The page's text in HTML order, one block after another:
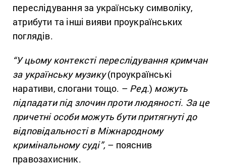
переслідування за українську символіку,
атрибути та інші вияви проукраїнських
поглядів.
“У цьому контексті переслідування кримчан
за українську музику(проукраїнські
наративи, слогани тощо. – Ред.) можуть
підпадати під злочин проти людяності. За це
причетні особи можуть бути притягнуті до
відповідальності в Міжнародному
кримінальному суді”, – пояснив
правозахисник.